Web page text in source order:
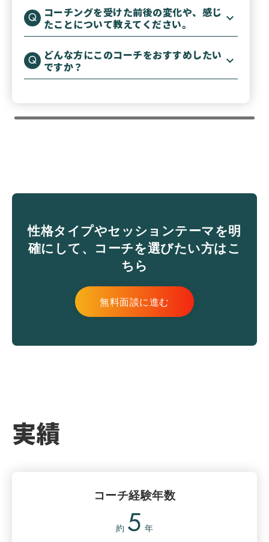
コーチングを受けた前後の変化や、感じ
たことについて教えてください。
どんな方にこのコーチをおすすめしたい
ですか？
性格タイプやセッションテーマを明
確にして、コーチを選びたい方はこ
ちら
無料面談に進む
実績
コーチ経験年数
約 5 年